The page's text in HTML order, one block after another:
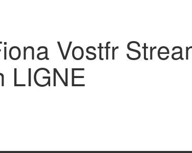
Vostfr
LIGNE